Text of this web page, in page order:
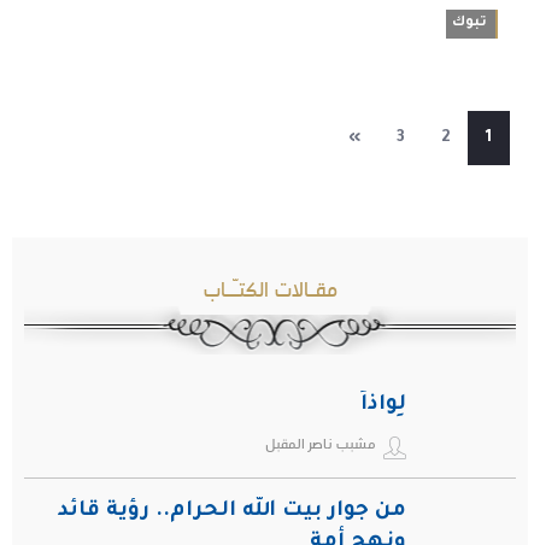
تبوك
1
2
3
»
مقـالات الكتـّـاب
لِواذاً
مشبب ناصر المقبل
من جوار بيت الله الحرام.. رؤية قائد